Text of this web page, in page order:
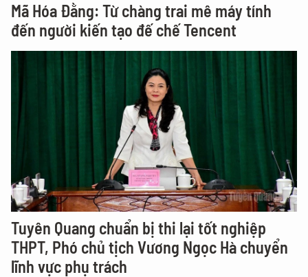
Mã Hóa Đằng: Từ chàng trai mê máy tính
đến người kiến tạo đế chế Tencent
Tuyên Quang chuẩn bị thi lại tốt nghiệp
THPT, Phó chủ tịch Vương Ngọc Hà chuyển
lĩnh vực phụ trách